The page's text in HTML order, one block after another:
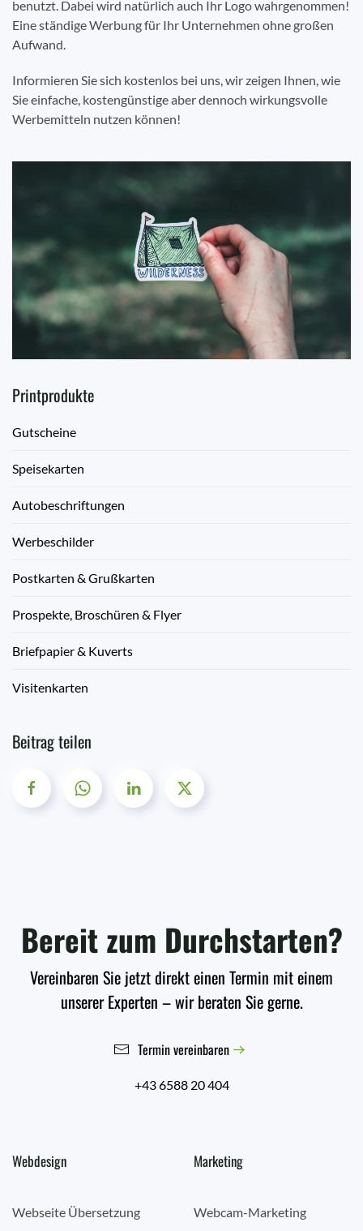
benutzt. Dabei wird natürlich auch Ihr Logo wahrgenommen!
Eine ständige Werbung für Ihr Unternehmen ohne großen
Aufwand.
Informieren Sie sich kostenlos bei uns, wir zeigen Ihnen, wie
Sie einfache, kostengünstige aber dennoch wirkungsvolle
Werbemitteln nutzen können!
Printprodukte
Gutscheine
Speisekarten
Autobeschriftungen
Werbeschilder
Postkarten & Grußkarten
Prospekte, Broschüren & Flyer
Briefpapier & Kuverts
Visitenkarten
Beitrag teilen
Bereit zum Durchstarten?
Vereinbaren Sie jetzt direkt einen Termin mit einem
unserer Experten – wir beraten Sie gerne.
Termin vereinbaren
+43 6588 20 404
Webdesign
Webseite Übersetzung
Marketing
Webcam-Marketing